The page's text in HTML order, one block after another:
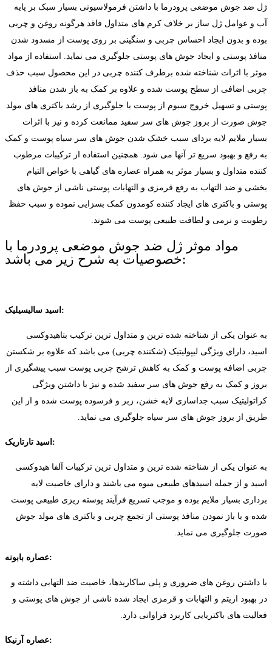
ژل ضد جوش موضعی پرودرما با داشتن فرمولاسیونی بسیار سبک بر پایه
آب و عوامل ژل ساز بر خلاف کرم های متداول فاقد هرگونه روغن و چربی
بوده و بدون ایجاد احساس چربی و سنگینی بر روی پوست از مسدود شدن
منافذ پوستی و ایجاد جوش های پوستی جلوگیری می نماید. استفاده از مواد
موثر با اثرات شناخته شده برطرف کننده چربی در این محصول سبب حذف
چربی اضافی از سطح پوست شده و علاوه بر کمک به باز شدن منافذ
پوستی و تسهیل خروج سبوم از پوست با جلوگیری از رشد باکتری های مولد
جوش صورت از بروز جوش های سر سفید ممانعت کرده و نیز با اثرات
بسیار ملایم لایه بردای سبب خشک شدن جوش های سر سیاه پوست و کمک
به رفع و بهبود سریع تر آنها می شود. همچنین استفاده از ترکیبات مرطوب
کننده متداول و بسیار موثر به همراه عصاره های گیاهی با خواص التیام
بخشی و ضد التهاب به رفع قرمزی و التهابات پوستی ناشی از جوش های
پوستی و باکتری های ایجاد کننده کومدون کمک بسزایی نموده و سبب حفظ
رطوبت و نرمی و لطافت طبیعی پوست می شوند.
مواد موثر ژل ضد جوش موضعی پرودرما با
خصوصیات به شرح زیر می باشد:
اسید سالیسیلیک:
به عنوان یکی از شناخته شده ترین و متداول ترین ترکیب بتاهیدوکسی
اسید، دارای ویژگی لیپولیتیک (شکننده چربی) می باشد که علاوه بر شکستن
چربی اضافه پوست و کمک به کاهش ترشح چربی پوست سبب پیشگیری از
بروز و کمک به رفع جوش های سر سفید شده و نیز با داشتن ویژگی
کراتولیتیک سبب جداسازی لایه خشن، زبر و فرسوده پوست شده و از این
طریق از بروز جوش های سر سیاه جلوگیری می نماید.
اسید تارتاریک:
به عنوان یکی از شناخته شده ترین و متداول ترین ترکیبات آلفا هیدوکسی
اسید و از جمله اسیدهای طبیعی میوه می باشند و دارای خاصیت لایه
برداری بسیار ملایم بوده و موجب تسریع فرآیند پوسته ریزی طبیعی پوست
شده و با باز نمودن منافذ پوستی از تجمع چربی و باکتری های مولد جوش
صورت جلوگیری می نماید.
عصاره بابونه:
با داشتن روغن های ضروری و پلی ساکاریدها، خاصیت ضد التهابی داشته و
در بهبود اریتم و التهابات و قرمزی ایجاد شده ناشی از جوش های پوستی و
فعالیت های باکتریایی کاربرد فراوانی دارد.
عصاره آرنیکا: